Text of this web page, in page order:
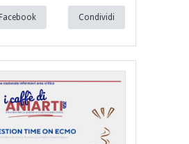
Condividi